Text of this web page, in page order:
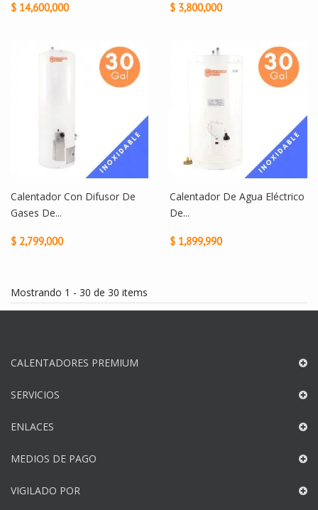
$ 14,600,000 $ 3,800,000
Calentador Con Difusor De
Gases De...
$ 2,799,000
Calentador De Agua Eléctrico
De...
$ 1,899,990
Mostrando 1 - 30 de 30 items
CALENTADORES PREMIUM
SERVICIOS
ENLACES
MEDIOS DE PAGO
VIGILADO POR